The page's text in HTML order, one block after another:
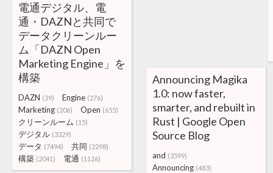
電通デジタル、電
通・DAZNと共同で
データクリーンルー
ム「DAZN Open
Marketing Engine」を
構築
DAZN (39) Engine (276)
Marketing (206) Open (655)
クリーンルーム (15)
デジタル (3329)
データ (7494) 共同 (2298)
構築 (2041) 電通 (1126)
Announcing Magika
1.0: now faster,
smarter, and rebuilt in
Rust | Google Open
Source Blog
and (3599)
Announcing (483)